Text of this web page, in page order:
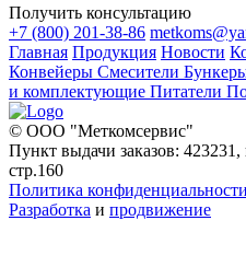
Получить консультацию
+7 (800) 201-38-86
Главная Продукция Новости
Конвейеры Смесители
и комплектующие Питатели
© ООО "Меткомсервис"
Пункт выдачи заказов:
стр.160
Политика конфиденциальности
Разработка и продвижение